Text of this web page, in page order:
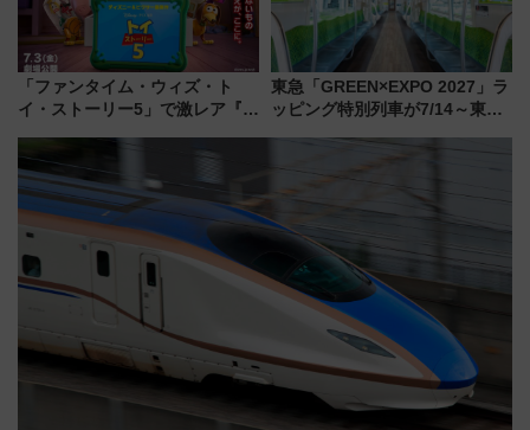
「ファンタイム・ウィズ・ト
イ・ストーリー5」で激レア『ロ
デコレーションも徹底解説
東急「GREEN×EXPO 2027」ラ
ッピング特別列車が7/14～東
ー！ 注目の編成やデザインまと